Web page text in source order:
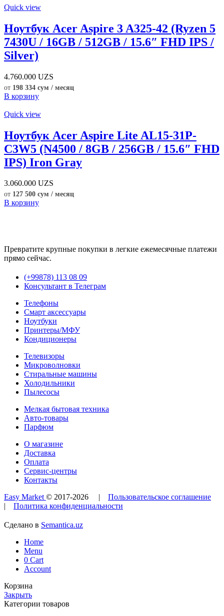
Quick view
Ноутбук Acer Aspire 3 A325-42 (Ryzen 5
7430U / 16GB / 512GB / 15.6″ FHD IPS /
Silver)
4.760.000 UZS
от 198 334 сум / месяц
В корзину
Quick view
Ноутбук Acer Aspire Lite AL15-31P-
C3W5 (N4500 / 8GB / 256GB / 15.6″ FHD
IPS) Iron Gray
3.060.000 UZS
от 127 500 сум / месяц
В корзину
Превратите крупные покупки в легкие ежемесячные платежи
прямо сейчас.
(+99878) 113 08 09
Консультант в Телеграм
Телефоны
Смарт аксессуары
Ноутбуки
Принтеры/МФУ
Кондиционеры
Телевизоры
Микроволновки
Стиральные машины
Холодильники
Пылесосы
Мелкая бытовая техника
Авто-товары
Парфюм
О магазине
Доставка
Оплата
Сервис-центры
Контакты
Easy Market© 2017-2026
Пользовательское соглашение
Политика конфиденциальности
Сделано в Semantica.uz
Home
Menu
0 Cart
Account
Корзина
Закрыть
Категории товаров